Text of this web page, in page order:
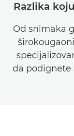
Razlika
Od snimaka
da podignete